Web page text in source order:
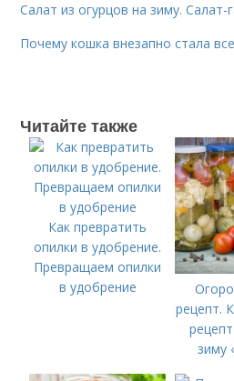
Салат из огурцов на зиму. Салат-
Почему кошка внезапно стала
Читайте также
Как превратить
опилки в удобрение.
Превращаем опилки
в удобрение
рецепт.
зиму